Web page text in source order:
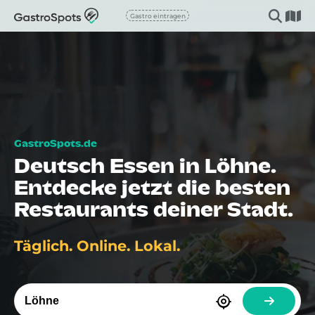
Gastro eintragen
Deutsch Essen in Löhne.
Entdecke jetzt die besten
Restaurants deiner Stadt.
Täglich. Online. Lokal.
